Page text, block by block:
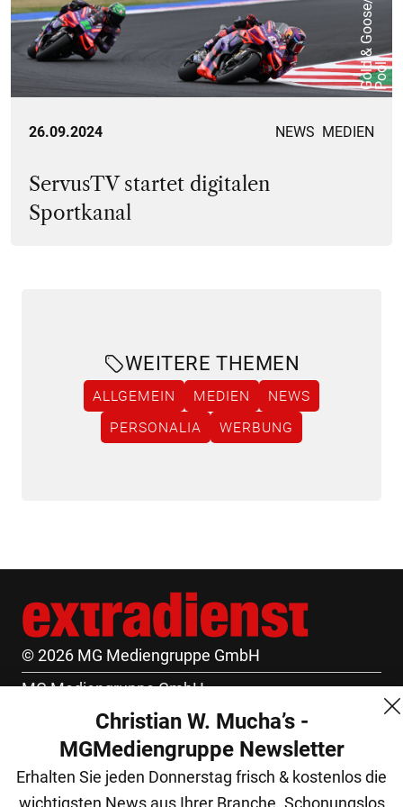
d
l
26.09.2024 NEWS MEDIEN
ServusTV startet digitalen
Sportkanal
WEITERE THEMEN
ALLGEMEIN MEDIEN
NEWS
PERSONALIA
WERBUNG
© 2026 MG Mediengruppe GmbH
MG Mediengruppe GmbH
Burgring 1/7
1010 Wien
+43 (1) 522 14 14
Christian W. Mucha’s -
MGMediengruppe Newsletter
Erhalten Sie jeden Donnerstag frisch & kostenlos die
wichtigsten News aus Ihrer Branche. Schonungslos